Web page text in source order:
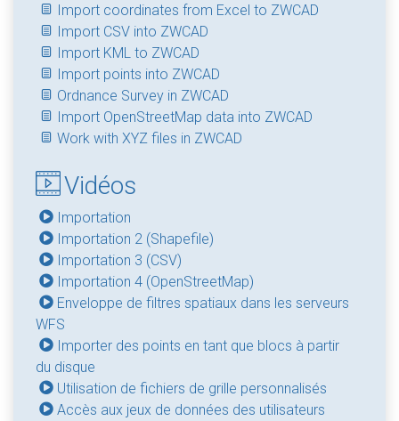
Import coordinates from Excel to ZWCAD
Import CSV into ZWCAD
Import KML to ZWCAD
Import points into ZWCAD
Ordnance Survey in ZWCAD
Import OpenStreetMap data into ZWCAD
Work with XYZ files in ZWCAD
Vidéos
Importation
Importation 2 (Shapefile)
Importation 3 (CSV)
Importation 4 (OpenStreetMap)
Enveloppe de filtres spatiaux dans les serveurs
WFS
Importer des points en tant que blocs à partir
du disque
Utilisation de fichiers de grille personnalisés
Accès aux jeux de données des utilisateurs